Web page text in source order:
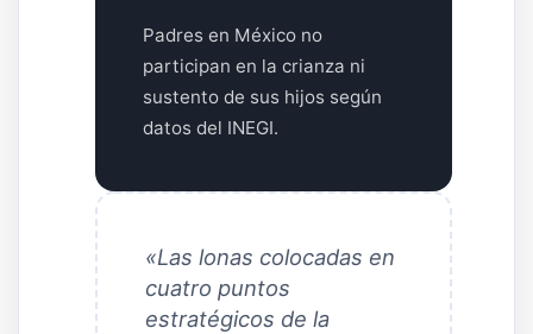
Padres en México no
participan en la crianza ni
sustento de sus hijos según
datos del INEGI.
«Las lonas colocadas en
cuatro puntos
estratégicos de la